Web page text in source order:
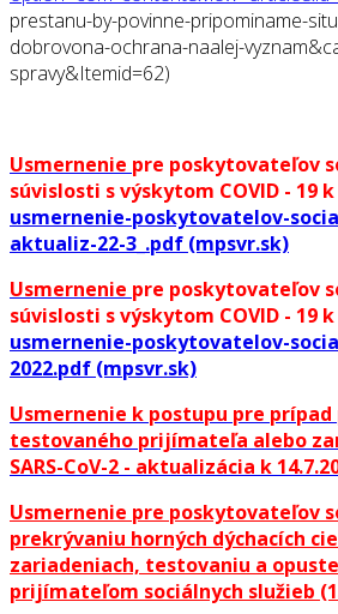
prestanu-by-povinne-pripominame-
dobrovona-ochrana-naalej-
spravy&Itemid=62)
Usmernenie pre poskytovateľov
súvislosti s výskytom COVID - 19 k
usmernenie-poskytovatelov-
aktualiz-22-3_.pdf (mpsvr.sk)
Usmernenie pre poskytovateľov
súvislosti s výskytom COVID - 19 k
usmernenie-poskytovatelov-
2022.pdf (mpsvr.sk)
Usmernenie k postupu pre
testovaného prijímateľa alebo
SARS-CoV-2 - aktualizácia k
Usmernenie pre poskytovateľov
prekrývaniu horných dýchacích
zariadeniach, testovaniu a
prijímateľom sociálnych služieb